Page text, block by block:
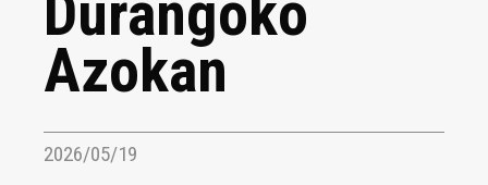
Azokan
2026/05/19